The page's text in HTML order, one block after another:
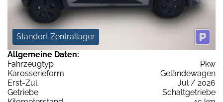
Standort Zentrallager
Allgemeine Daten:
Fahrzeugtyp
Pkw
Karosserieform
Geländewagen
Erst-Zul.
Jul / 2026
Getriebe
Schaltgetriebe